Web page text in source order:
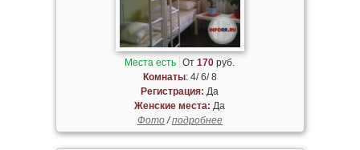
Места есть От170 руб.
Комнаты: 4/ 6/ 8
Регистрация: Да
Женские места: Да
Фото/подробнее